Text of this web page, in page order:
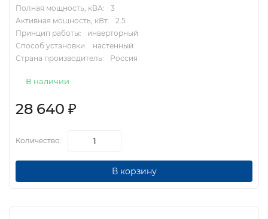
Полная мощность, кВА:
3
Активная мощность, кВт:
2.5
Принцип работы:
инверторный
Способ установки:
настенный
Страна производитель:
Россия
В наличии
28 640 ₽
Количество:
В корзину